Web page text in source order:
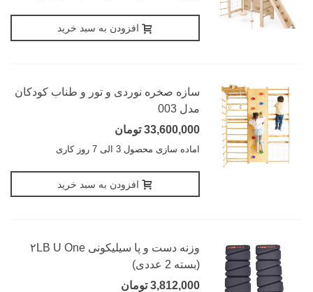
افزودن به سبد خرید
سازه صخره نوردی و تور و طناب کودکان
مدل 003
33,600,000 تومان
اماده سازی محصول 3 الی 7 روز کاری
افزودن به سبد خرید
وزنه دست و پا سیلیکونی ۲LB U One
(بسته 2 عددی)
3,812,000 تومان